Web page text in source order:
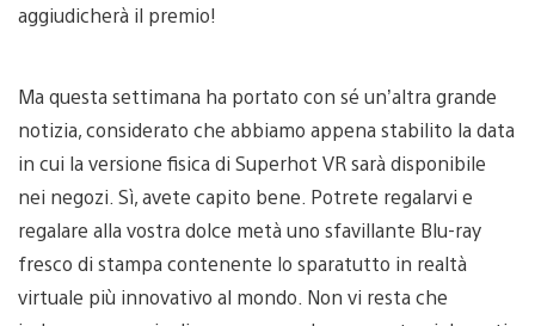
aggiudicherà il premio!
Ma questa settimana ha portato con sé un’altra grande
notizia, considerato che abbiamo appena stabilito la data
in cui la versione fisica di Superhot VR sarà disponibile
nei negozi. Sì, avete capito bene. Potrete regalarvi e
regalare alla vostra dolce metà uno sfavillante Blu-ray
fresco di stampa contenente lo sparatutto in realtà
virtuale più innovativo al mondo. Non vi resta che